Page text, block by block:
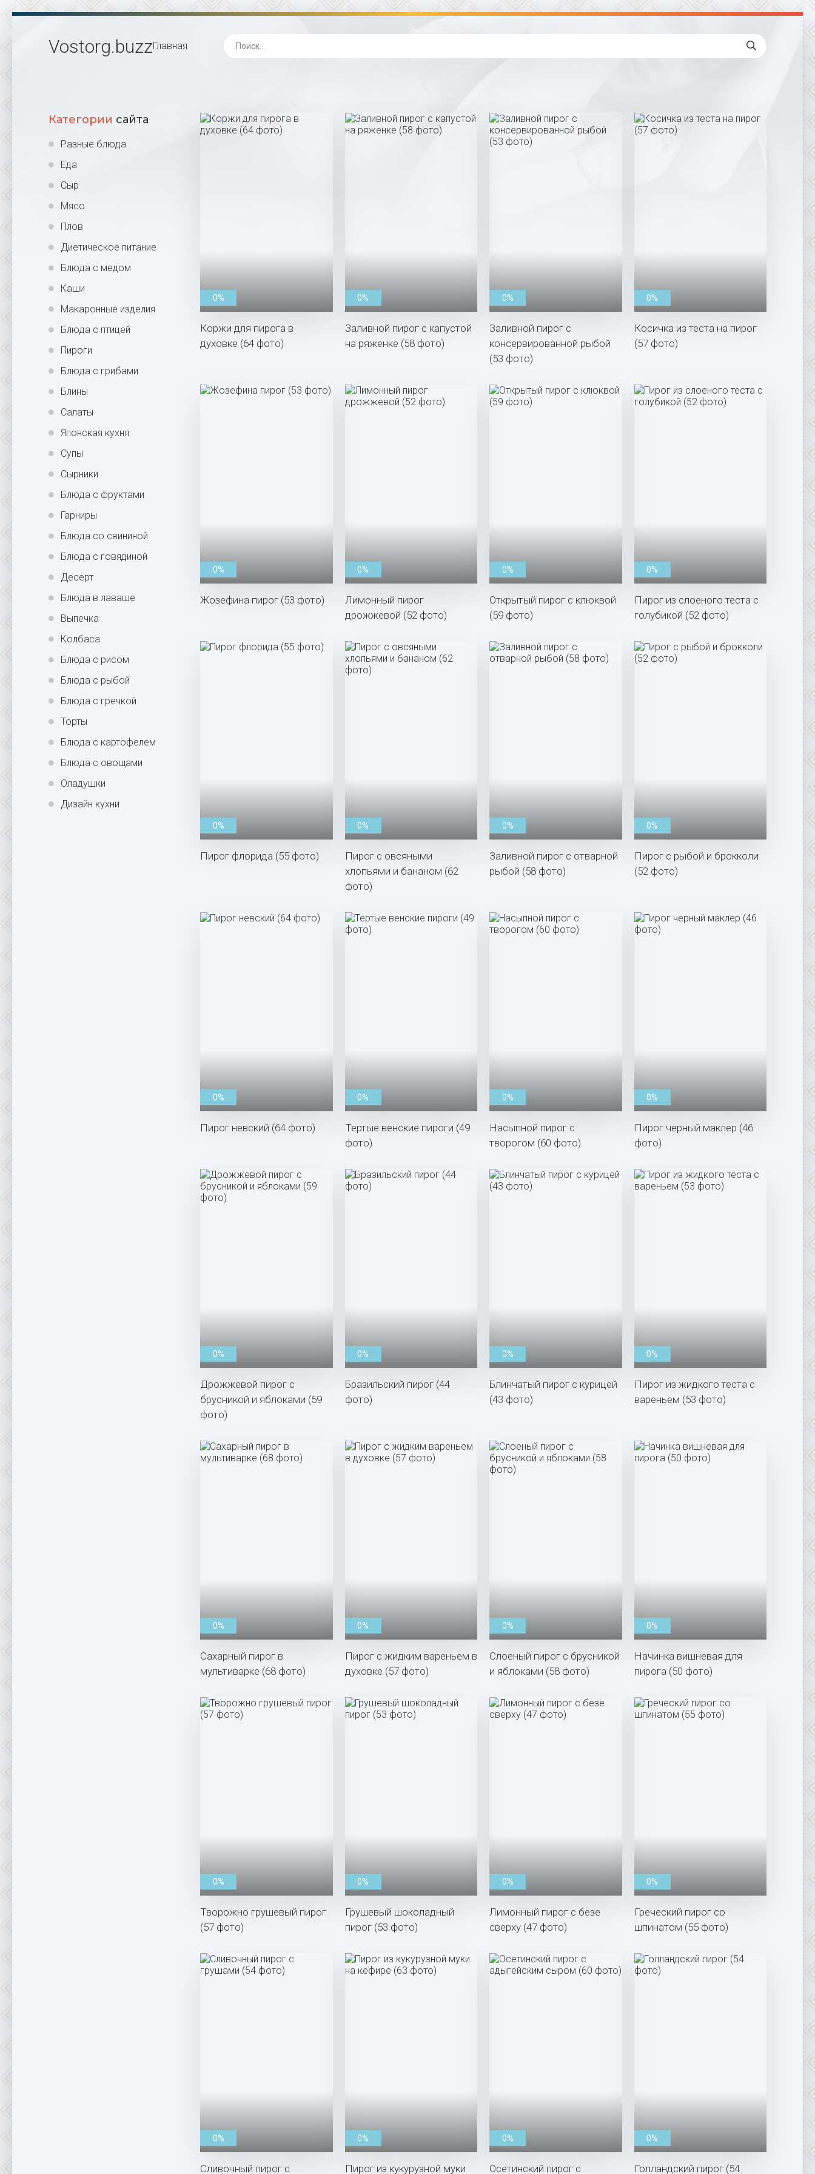
Vostorg.buzzГлавная
Категории сайта
Разные блюда
Еда
Сыр
Мясо
Плов
Диетическое питание
Блюда с медом
Каши
Макаронные изделия
Блюда с птицей
Пироги
Блюда с грибами
Блины
Салаты
Японская кухня
Супы
Сырники
Блюда с фруктами
Гарниры
Блюда со свининой
Блюда с говядиной
Десерт
Блюда в лаваше
Выпечка
Колбаса
Блюда с рисом
Блюда с рыбой
Блюда с гречкой
Торты
Блюда с картофелем
Блюда с овощами
Оладушки
Дизайн кухни
0%
Коржи для пирога в
духовке (64 фото)
0%
Заливной пирог с капустой
на ряженке (58 фото)
0%
Заливной пирог с
консервированной рыбой
(53 фото)
0%
Косичка из теста на пирог
(57 фото)
0%
Жозефина пирог (53 фото)
0%
Лимонный пирог
дрожжевой (52 фото)
0%
Открытый пирог с клюквой
(59 фото)
0%
Пирог из слоеного теста с
голубикой (52 фото)
0%
Пирог флорида (55 фото)
0%
Пирог с овсяными
хлопьями и бананом (62
фото)
0%
Заливной пирог с отварной
рыбой (58 фото)
0%
Пирог с рыбой и брокколи
(52 фото)
0%
Пирог невский (64 фото)
0%
Тертые венские пироги (49
фото)
0%
Насыпной пирог с
творогом (60 фото)
0%
Пирог черный маклер (46
фото)
0%
Дрожжевой пирог с
брусникой и яблоками (59
фото)
0%
Бразильский пирог (44
фото)
0%
Блинчатый пирог с курицей
(43 фото)
0%
Пирог из жидкого теста с
вареньем (53 фото)
0%
Сахарный пирог в
мультиварке (68 фото)
0%
Пирог с жидким вареньем в
духовке (57 фото)
0%
Слоеный пирог с брусникой
и яблоками (58 фото)
0%
Начинка вишневая для
пирога (50 фото)
0%
Творожно грушевый пирог
(57 фото)
0%
Грушевый шоколадный
пирог (53 фото)
0%
Лимонный пирог с безе
сверху (47 фото)
0%
Греческий пирог со
шпинатом (55 фото)
0%
Сливочный пирог с
0%
Пирог из кукурузной муки
0%
Осетинский пирог с
0%
Голландский пирог (54